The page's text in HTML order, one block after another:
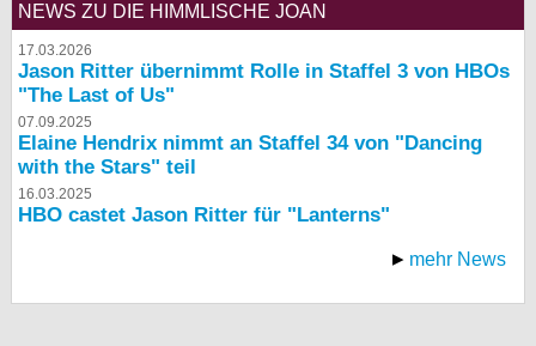
NEWS ZU DIE HIMMLISCHE JOAN
17.03.2026
Jason Ritter übernimmt Rolle in Staffel 3 von HBOs
"The Last of Us"
07.09.2025
Elaine Hendrix nimmt an Staffel 34 von "Dancing
with the Stars" teil
16.03.2025
HBO castet Jason Ritter für "Lanterns"
mehr News
Kontakt
Nutzungsbedingungen
Datenschutz
myFanbase